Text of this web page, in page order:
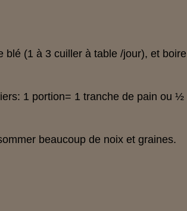
(1 à 3 cuiller à table /jour), et boire
1 portion= 1 tranche de pain ou ½
beaucoup de noix et graines.